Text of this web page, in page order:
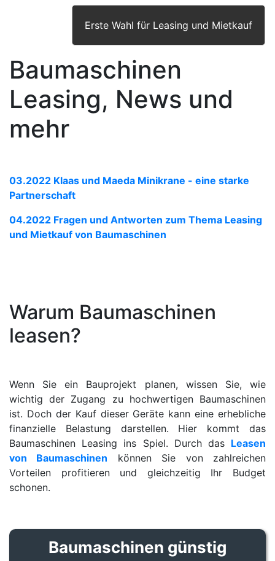
Erste Wahl für Leasing und Mietkauf
Baumaschinen
Leasing, News und
mehr
03.2022 Klaas und Maeda Minikrane - eine starke
Partnerschaft
04.2022 Fragen und Antworten zum Thema Leasing
und Mietkauf von Baumaschinen
Warum Baumaschinen
leasen?
Wenn Sie ein Bauprojekt planen, wissen Sie, wie
wichtig der Zugang zu hochwertigen Baumaschinen
ist. Doch der Kauf dieser Geräte kann eine erhebliche
finanzielle Belastung darstellen. Hier kommt das
Baumaschinen Leasing ins Spiel. Durch das Leasen
von Baumaschinen können Sie von zahlreichen
Vorteilen profitieren und gleichzeitig Ihr Budget
schonen.
Baumaschinen günstig